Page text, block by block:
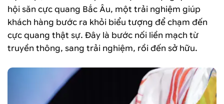
hội săn cực quang Bắc Âu, một trải nghiệm giúp
khách hàng bước ra khỏi biểu tượng để chạm đến
cực quang thật sự. Đây là bước nối liền mạch từ
truyền thông, sang trải nghiệm, rồi đến sở hữu.